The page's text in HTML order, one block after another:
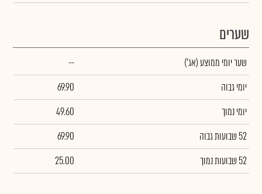
שערים
שער יומי ממוצע(אג')
--
יומי גבוה
69.90
יומי נמוך
49.60
52 שבועות גבוה
69.90
52 שבועות נמוך
25.00